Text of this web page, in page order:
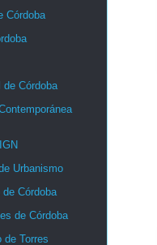
Córdoba
de Córdoba
Urbanismo
de Córdoba
de Córdoba
de Torres